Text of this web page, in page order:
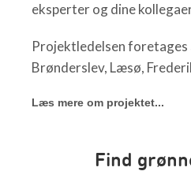
eksperter og dine
Projektledelsen
Brønderslev, Læsø,
Læs mere om projektet...
Find